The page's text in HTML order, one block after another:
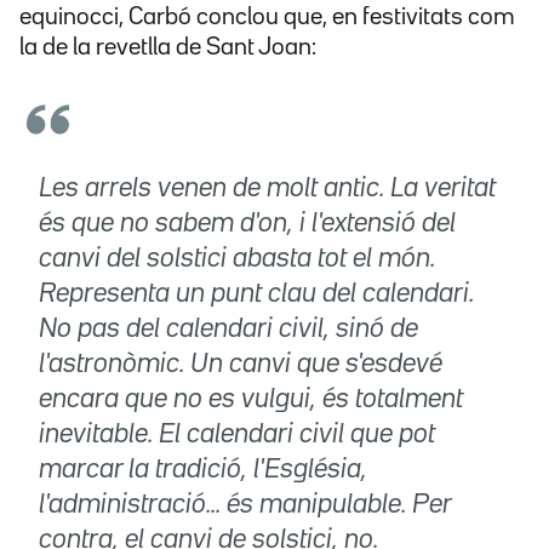
equinocci, Carbó conclou que, en festivitats com
la de la revetlla de Sant Joan:
Les arrels venen de molt antic. La veritat
és que no sabem d'on, i l'extensió del
canvi del solstici abasta tot el món.
Representa un punt clau del calendari.
No pas del calendari civil, sinó de
l'astronòmic. Un canvi que s'esdevé
encara que no es vulgui, és totalment
inevitable. El calendari civil que pot
marcar la tradició, l'Església,
l'administració... és manipulable. Per
contra, el canvi de solstici, no.